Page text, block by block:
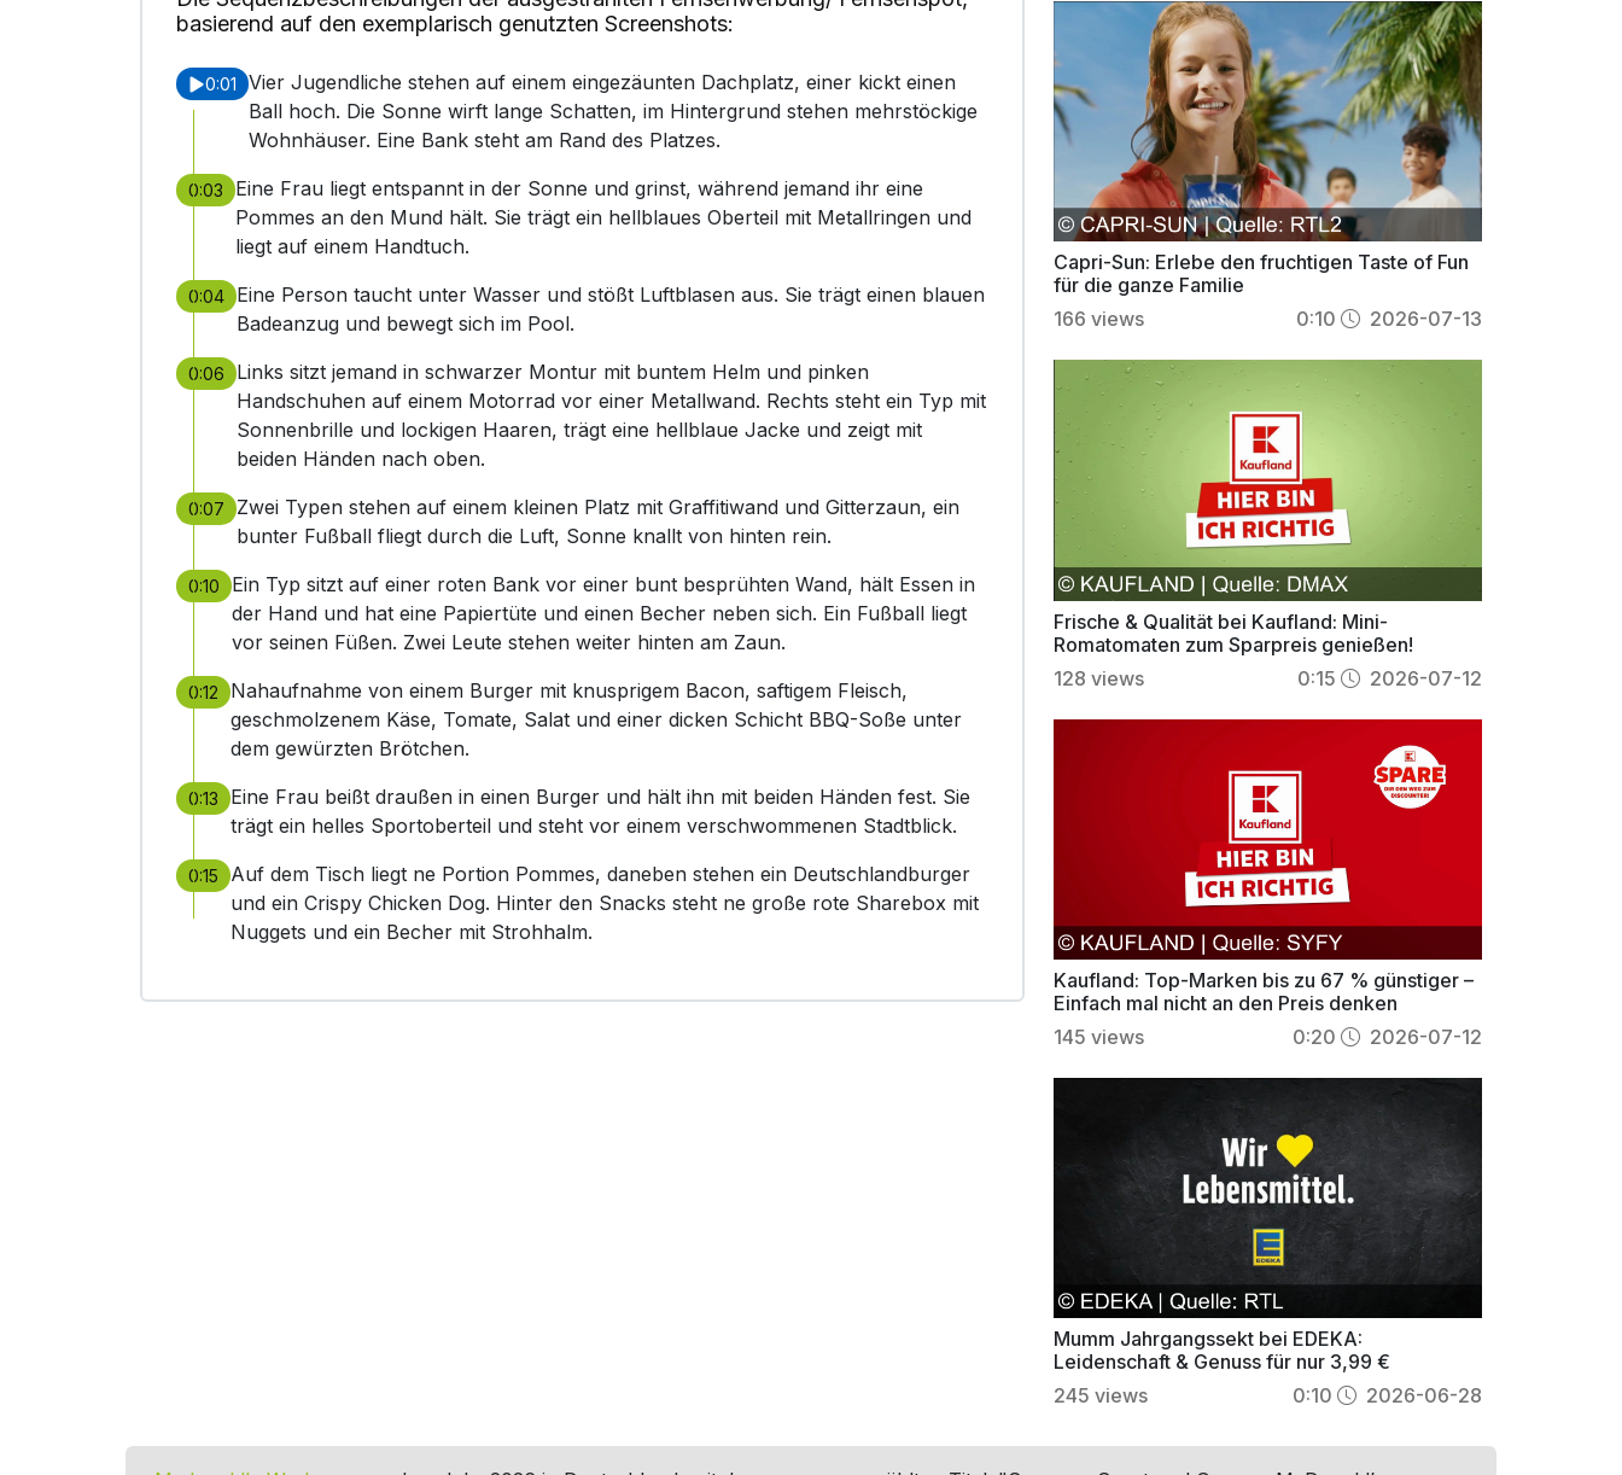
basierend auf den exemplarisch genutzten Screenshots:
0:01
Vier Jugendliche stehen auf einem eingezäunten Dachplatz, einer kickt einen
Ball hoch. Die Sonne wirft lange Schatten, im Hintergrund stehen mehrstöckige
Wohnhäuser. Eine Bank steht am Rand des Platzes.
0:03
Eine Frau liegt entspannt in der Sonne und grinst, während jemand ihr eine
Pommes an den Mund hält. Sie trägt ein hellblaues Oberteil mit Metallringen und
liegt auf einem Handtuch.
0:04
Eine Person taucht unter Wasser und stößt Luftblasen aus. Sie trägt einen blauen
Badeanzug und bewegt sich im Pool.
0:06
Links sitzt jemand in schwarzer Montur mit buntem Helm und pinken
Handschuhen auf einem Motorrad vor einer Metallwand. Rechts steht ein Typ mit
Sonnenbrille und lockigen Haaren, trägt eine hellblaue Jacke und zeigt mit
beiden Händen nach oben.
0:07
Zwei Typen stehen auf einem kleinen Platz mit Graffitiwand und Gitterzaun, ein
bunter Fußball fliegt durch die Luft, Sonne knallt von hinten rein.
0:10
Ein Typ sitzt auf einer roten Bank vor einer bunt besprühten Wand, hält Essen in
der Hand und hat eine Papiertüte und einen Becher neben sich. Ein Fußball liegt
vor seinen Füßen. Zwei Leute stehen weiter hinten am Zaun.
0:12
Nahaufnahme von einem Burger mit knusprigem Bacon, saftigem Fleisch,
geschmolzenem Käse, Tomate, Salat und einer dicken Schicht BBQ-Soße unter
dem gewürzten Brötchen.
0:13
Eine Frau beißt draußen in einen Burger und hält ihn mit beiden Händen fest. Sie
trägt ein helles Sportoberteil und steht vor einem verschwommenen Stadtblick.
0:15
Auf dem Tisch liegt ne Portion Pommes, daneben stehen ein Deutschlandburger
und ein Crispy Chicken Dog. Hinter den Snacks steht ne große rote Sharebox mit
Nuggets und ein Becher mit Strohhalm.
Capri-Sun: Erlebe den fruchtigen Taste of Fun
für die ganze Familie
166 views 0:10 2026-07-13
Frische & Qualität bei Kaufland: Mini-
Romatomaten zum Sparpreis genießen!
128 views 0:15 2026-07-12
Kaufland: Top-Marken bis zu 67 % günstiger –
Einfach mal nicht an den Preis denken
145 views 0:20 2026-07-12
Mumm Jahrgangssekt bei EDEKA:
Leidenschaft & Genuss für nur 3,99 €
245 views 0:10 2026-06-28